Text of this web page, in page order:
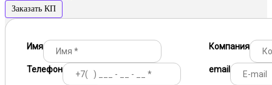
Заказать КП
Имя Компания
Телефон email